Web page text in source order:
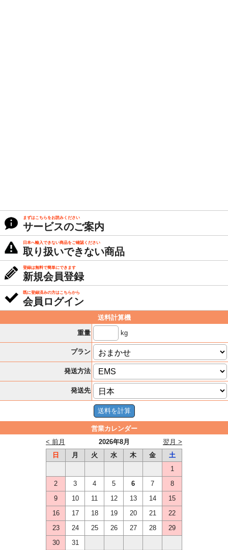
まずはこちらをお読みください
サービスのご案内
日本へ輸入できない商品をご確認ください
取り扱いできない商品
登録は無料で簡単にできます
新規会員登録
既に登録済みの方はこちらから
会員ログイン
送料計算機
重量
kg
プラン
発送方法
発送先
営業カレンダー
2026年8月
< 前月
翌月 >
日
月 火 水 木 金
土
1
2
3 4 5 6 7
8
9
10 11 12 13 14
15
16
17 18 19 20 21
22
23
24 25 26 27 28
29
30
31